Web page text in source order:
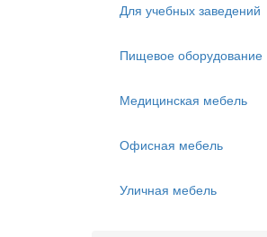
Для учебных заведений
Пищевое оборудование
Медицинская мебель
Офисная мебель
Уличная мебель